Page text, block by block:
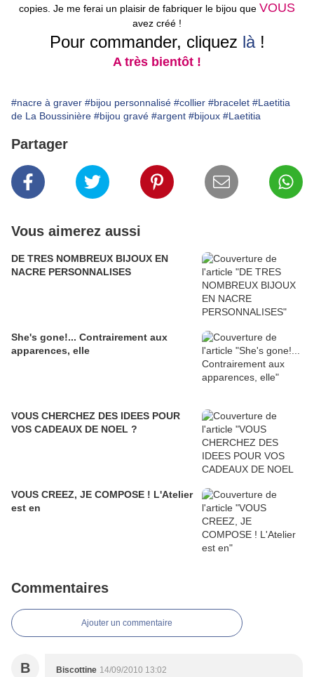
copies. Je me ferai un plaisir de fabriquer le bijou que VOUS
avez créé !
Pour commander, cliquez là!
A très bientôt !
#nacre à graver #bijou personnalisé #collier #bracelet #Laetitia
de La Boussinière #bijou gravé #argent #bijoux #Laetitia
Partager
Vous aimerez aussi
DE TRES NOMBREUX BIJOUX EN
NACRE PERSONNALISES
She's gone!... Contrairement aux
apparences, elle
VOUS CHERCHEZ DES IDEES POUR
VOS CADEAUX DE NOEL ?
VOUS CREEZ, JE COMPOSE ! L'Atelier
est en
Commentaires
Ajouter un commentaire
B Biscottine 14/09/2010 13:02